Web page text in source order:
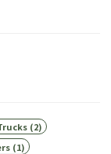
(2)
(1)